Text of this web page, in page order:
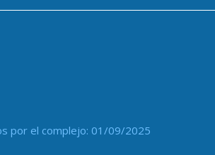
por el complejo: 01/09/2025